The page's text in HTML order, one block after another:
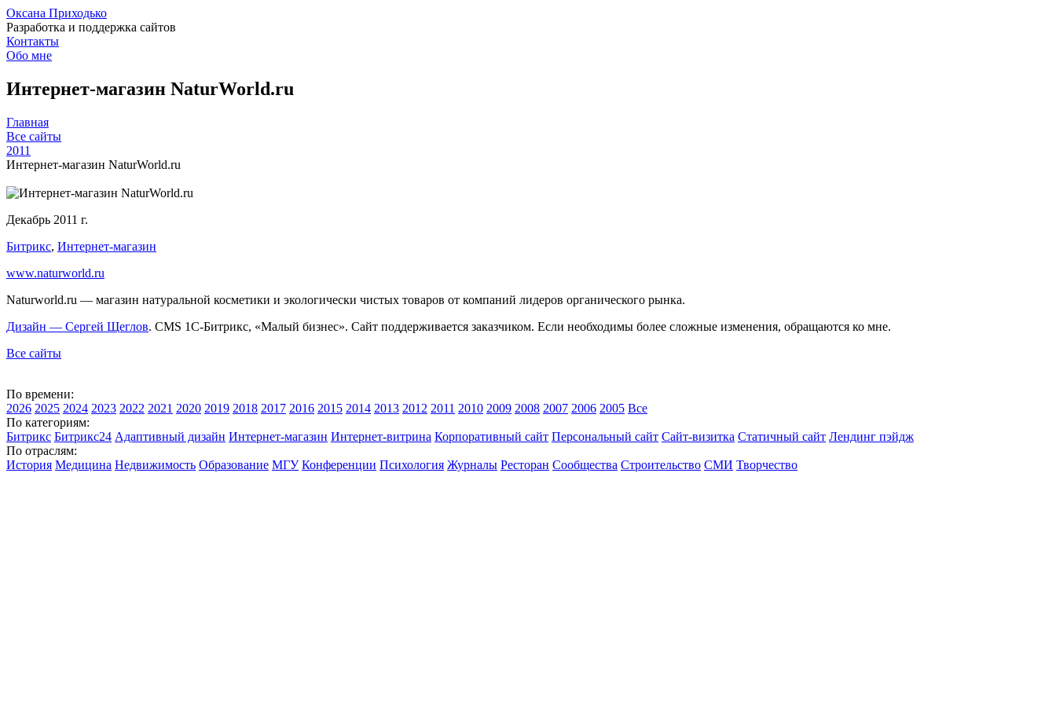
Оксана Приходько
Разработка и поддержка сайтов
Контакты
Обо мне
Интернет-магазин NaturWorld.ru
Главная
Все сайты
2011
Интернет-магазин NaturWorld.ru
Декабрь 2011 г.
Битрикс, Интернет-магазин
www.naturworld.ru
Naturworld.ru — магазин натуральной косметики и экологически чистых товаров от компаний лидеров органического рынка.
Дизайн — Сергей Щеглов. CMS 1С-Битрикс, «Малый бизнес». Сайт поддерживается заказчиком. Если необходимы более сложные изменения, обращаются ко мне.
Все сайты
По времени:
2026 2025 2024 2023 2022 2021 2020 2019 2018 2017 2016 2015 2014 2013 2012 2011 2010 2009 2008 2007 2006 2005 Все
По категориям:
Битрикс Битрикс24 Адаптивный дизайн Интернет-магазин Интернет-витрина Корпоративный сайт Персональный сайт Сайт-визитка Статичный сайт Лендинг пэйдж
По отраслям:
История Медицина Недвижимость Образование МГУ Конференции Психология Журналы Ресторан Сообщества Строительство СМИ Творчество